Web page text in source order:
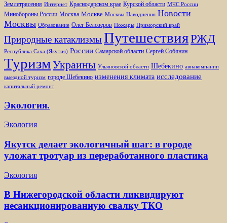
Землетрясения Интернет Краснодарском крае Курской области МЧС России
Минобороны России Москва Москве Москвы Наводнения Новости
Москвы Образование Олег Белозеров Пожары Приморский край
Природные катаклизмыПутешествияРЖД
Республика Саха (Якутия) России Самарской области Сергей Собянин
ТуризмУкраины Ульяновской области Шебекино авиакомпании
выездной туризм городе Шебекино изменения климата исследование
капитальный ремонт
Экология.
Экология
Якутск делает экологичный шаг: в городе
уложат тротуар из переработанного пластика
Экология
В Нижегородской области ликвидируют
несанкционированную свалку ТКО